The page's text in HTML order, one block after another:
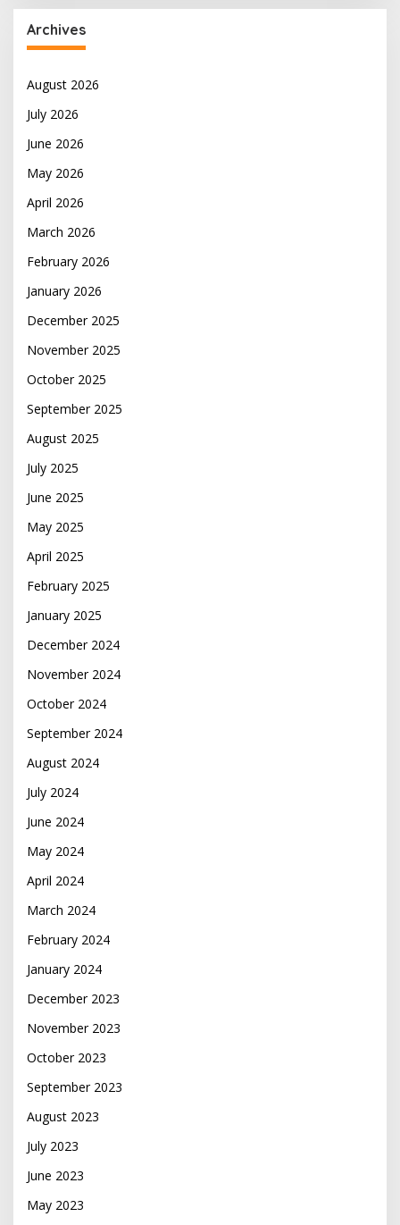
Archives
August 2026
July 2026
June 2026
May 2026
April 2026
March 2026
February 2026
January 2026
December 2025
November 2025
October 2025
September 2025
August 2025
July 2025
June 2025
May 2025
April 2025
February 2025
January 2025
December 2024
November 2024
October 2024
September 2024
August 2024
July 2024
June 2024
May 2024
April 2024
March 2024
February 2024
January 2024
December 2023
November 2023
October 2023
September 2023
August 2023
July 2023
June 2023
May 2023